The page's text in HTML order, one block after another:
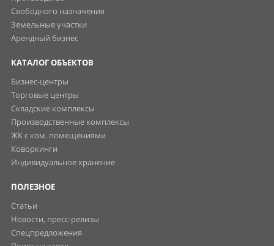
Свободного назначения
Земельные участки
Арендный бизнес
КАТАЛОГ ОБЪЕКТОВ
Бизнес-центры
Торговые центры
Складские комплексы
Производственные комплексы
ЖК с ком. помещениями
Коворкинги
Индивидуальное хранение
ПОЛЕЗНОЕ
Статьи
Новости, пресс-релизы
Спецпредложения